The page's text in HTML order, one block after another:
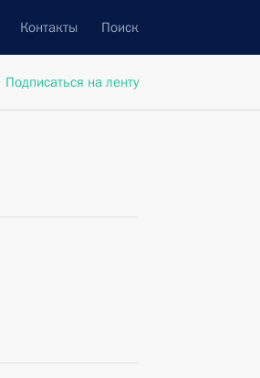
Контакты Поиск
Подписаться на ленту